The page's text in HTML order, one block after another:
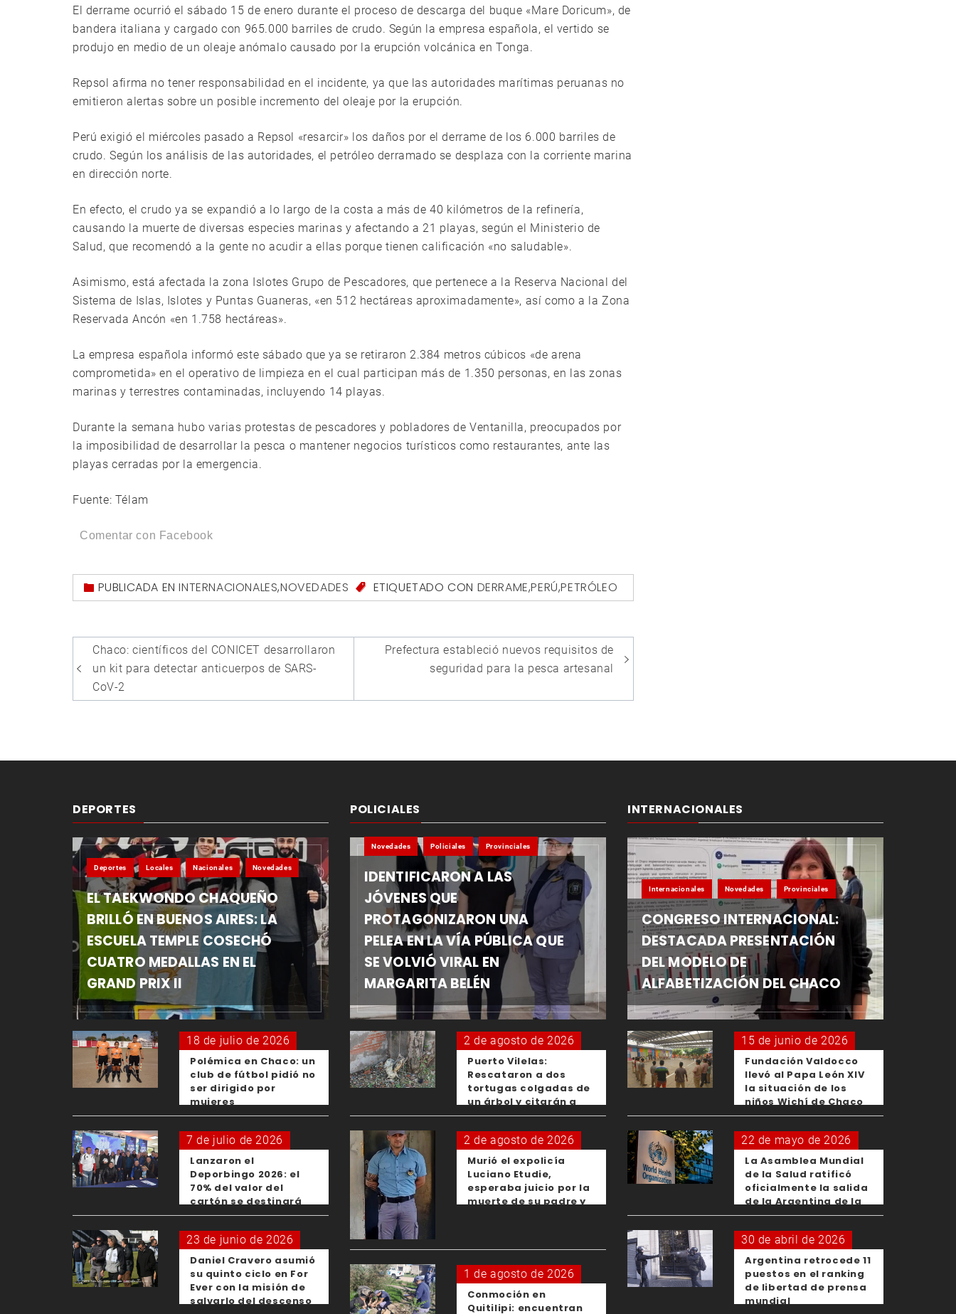
El derrame ocurrió el sábado 15 de enero durante el proceso de descarga del buque «Mare Doricum», de
bandera italiana y cargado con 965.000 barriles de crudo. Según la empresa española, el vertido se
produjo en medio de un oleaje anómalo causado por la erupción volcánica en Tonga.
Repsol afirma no tener responsabilidad en el incidente, ya que las autoridades marítimas peruanas no
emitieron alertas sobre un posible incremento del oleaje por la erupción.
Perú exigió el miércoles pasado a Repsol «resarcir» los daños por el derrame de los 6.000 barriles de
crudo. Según los análisis de las autoridades, el petróleo derramado se desplaza con la corriente marina
en dirección norte.
En efecto, el crudo ya se expandió a lo largo de la costa a más de 40 kilómetros de la refinería,
causando la muerte de diversas especies marinas y afectando a 21 playas, según el Ministerio de
Salud, que recomendó a la gente no acudir a ellas porque tienen calificación «no saludable».
Asimismo, está afectada la zona Islotes Grupo de Pescadores, que pertenece a la Reserva Nacional del
Sistema de Islas, Islotes y Puntas Guaneras, «en 512 hectáreas aproximadamente», así como a la Zona
Reservada Ancón «en 1.758 hectáreas».
La empresa española informó este sábado que ya se retiraron 2.384 metros cúbicos «de arena
comprometida» en el operativo de limpieza en el cual participan más de 1.350 personas, en las zonas
marinas y terrestres contaminadas, incluyendo 14 playas.
Durante la semana hubo varias protestas de pescadores y pobladores de Ventanilla, preocupados por
la imposibilidad de desarrollar la pesca o mantener negocios turísticos como restaurantes, ante las
playas cerradas por la emergencia.
Fuente: Télam
Comentar con Facebook
PUBLICADA ENINTERNACIONALES,NOVEDADES ETIQUETADO CON DERRAME,PERÚ,PETRÓLEO
Navegación
de
entradas
Chaco: científicos del CONICET desarrollaron
un kit para detectar anticuerpos de SARS-
CoV-2
Prefectura estableció nuevos requisitos de
seguridad para la pesca artesanal
DEPORTES
Deportes Locales Nacionales Novedades
EL TAEKWONDO CHAQUEÑO
BRILLÓ EN BUENOS AIRES: LA
ESCUELA TEMPLE COSECHÓ
CUATRO MEDALLAS EN EL
GRAND PRIX II
18 de julio de 2026
Polémica en Chaco: un
club de fútbol pidió no
ser dirigido por
mujeres
7 de julio de 2026
Lanzaron el
Deporbingo 2026: el
70% del valor del
cartón se destinará
para los clubes
23 de junio de 2026
Daniel Cravero asumió
su quinto ciclo en For
Ever con la misión de
salvarlo del descenso
POLICIALES
Novedades Policiales Provinciales
IDENTIFICARON A LAS
JÓVENES QUE
PROTAGONIZARON UNA
PELEA EN LA VÍA PÚBLICA QUE
SE VOLVIÓ VIRAL EN
MARGARITA BELÉN
2 de agosto de 2026
Puerto Vilelas:
Rescataron a dos
tortugas colgadas de
un árbol y citarán a
los padres de los
menores responsables
2 de agosto de 2026
Murió el expolicía
Luciano Etudie,
esperaba juicio por la
muerte de su padre y
1 de agosto de 2026
Conmoción en
Quitilipi: encuentran
INTERNACIONALES
Internacionales Novedades Provinciales
CONGRESO INTERNACIONAL:
DESTACADA PRESENTACIÓN
DEL MODELO DE
ALFABETIZACIÓN DEL CHACO
15 de junio de 2026
Fundación Valdocco
llevó al Papa León XIV
la situación de los
niños Wichí de Chaco
22 de mayo de 2026
La Asamblea Mundial
de la Salud ratificó
oficialmente la salida
de la Argentina de la
OMS
30 de abril de 2026
Argentina retrocede 11
puestos en el ranking
de libertad de prensa
mundial